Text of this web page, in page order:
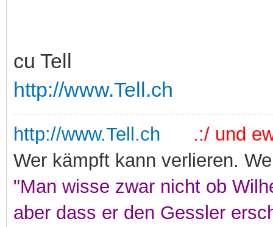
cu Tell
http://www.Tell.ch
http://www.Tell.ch
.:/ und
Wer kämpft kann verlieren.
"Man wisse zwar nicht ob
aber dass er den Gessler